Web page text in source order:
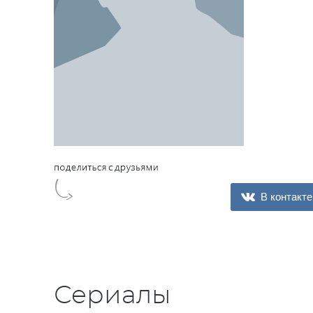
В контакте
Сериалы